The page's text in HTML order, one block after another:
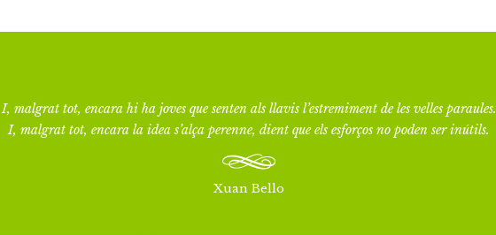
I, malgrat tot, encara hi ha joves que senten als llavis l’estremiment de les velles paraules.
I, malgrat tot, encara la idea s’alça perenne, dient que els esforços no poden ser inútils.
Xuan Bello